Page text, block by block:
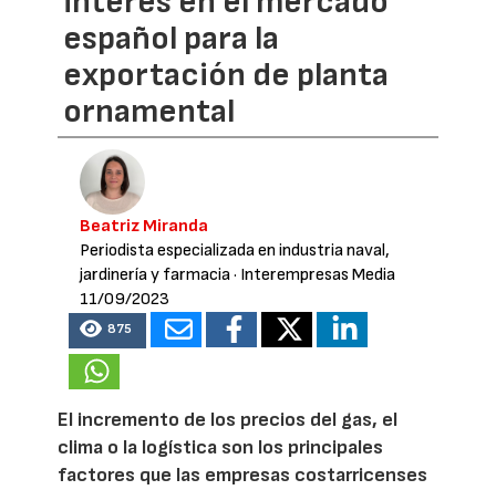
español para la
exportación de planta
ornamental
Beatriz Miranda
Periodista especializada en industria naval,
jardinería y farmacia· Interempresas Media
11/09/2023
875
El incremento de los precios del gas, el
clima o la logística son los principales
factores que las empresas costarricenses